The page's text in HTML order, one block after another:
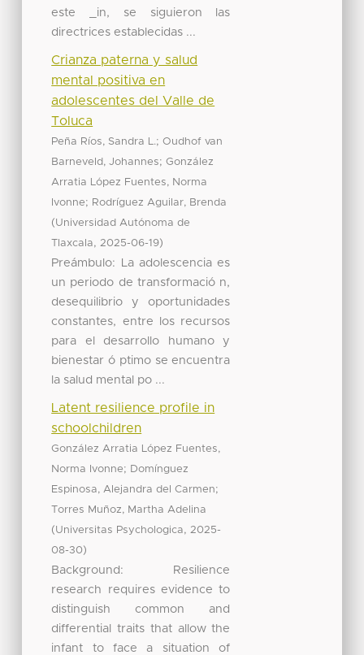
este _in, se siguieron las
directrices establecidas ...
Crianza paterna y salud
mental positiva en
adolescentes del Valle de
Toluca
Peña Ríos, Sandra L.;Oudhof van
Barneveld, Johannes;González
Arratia López Fuentes, Norma
Ivonne; Rodríguez Aguilar, Brenda
(Universidad Autónoma de
Tlaxcala, 2025-06-19)
Preámbulo: La adolescencia es
un periodo de transformació n,
desequilibrio y oportunidades
constantes, entre los recursos
para el desarrollo humano y
bienestar ó ptimo se encuentra
la salud mental po ...
Latent resilience profile in
schoolchildren
González Arratia López Fuentes,
Norma Ivonne; Domínguez
Espinosa, Alejandra del Carmen;
Torres Muñoz, Martha Adelina
(Universitas Psychologica, 2025-
08-30)
Background: Resilience
research requires evidence to
distinguish common and
differential traits that allow the
infant to face a situation of